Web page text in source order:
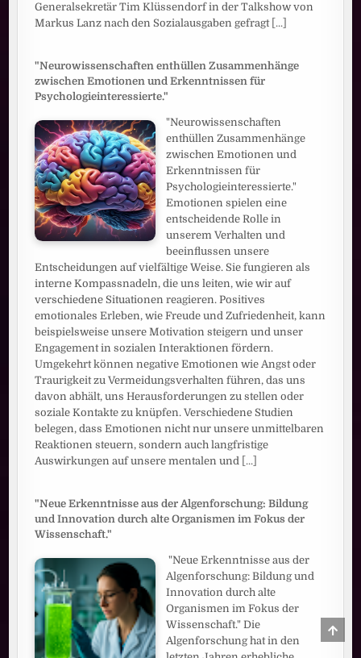
Generalsekretär Tim Klüssendorf in der Talkshow von
Markus Lanz nach den Sozialausgaben gefragt [...]
"Neurowissenschaften enthüllen Zusammenhänge
zwischen Emotionen und Erkenntnissen für
Psychologieinteressierte."
"Neurowissenschaften
enthüllen Zusammenhänge
zwischen Emotionen und
Erkenntnissen für
Psychologieinteressierte."
Emotionen spielen eine
entscheidende Rolle in
unserem Verhalten und
beeinflussen unsere
Entscheidungen auf vielfältige Weise. Sie fungieren als
interne Kompassnadeln, die uns leiten, wie wir auf
verschiedene Situationen reagieren. Positives
emotionales Erleben, wie Freude und Zufriedenheit, kann
beispielsweise unsere Motivation steigern und unser
Engagement in sozialen Interaktionen fördern.
Umgekehrt können negative Emotionen wie Angst oder
Traurigkeit zu Vermeidungsverhalten führen, das uns
davon abhält, uns Herausforderungen zu stellen oder
soziale Kontakte zu knüpfen. Verschiedene Studien
belegen, dass Emotionen nicht nur unsere unmittelbaren
Reaktionen steuern, sondern auch langfristige
Auswirkungen auf unsere mentalen und [...]
"Neue Erkenntnisse aus der Algenforschung: Bildung
und Innovation durch alte Organismen im Fokus der
Wissenschaft."
"Neue Erkenntnisse aus der
Algenforschung: Bildung und
Innovation durch alte
Organismen im Fokus der
Wissenschaft." Die
Algenforschung hat in den
TO